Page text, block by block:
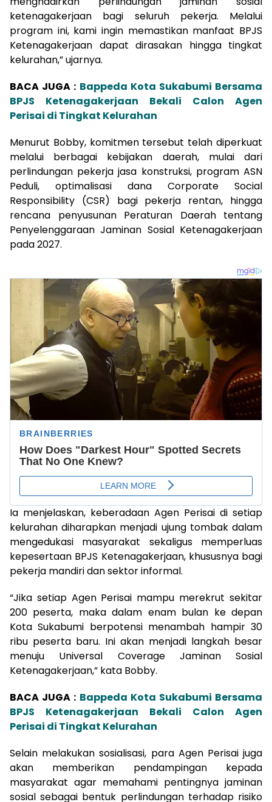
ketenagakerjaan bagi seluruh pekerja. Melalui
program ini, kami ingin memastikan manfaat BPJS
Ketenagakerjaan dapat dirasakan hingga tingkat
kelurahan,” ujarnya.
BACA JUGA : Bappeda Kota Sukabumi Bersama
BPJS Ketenagakerjaan Bekali Calon Agen
Perisai di Tingkat Kelurahan
Menurut Bobby, komitmen tersebut telah diperkuat
melalui berbagai kebijakan daerah, mulai dari
perlindungan pekerja jasa konstruksi, program ASN
Peduli, optimalisasi dana Corporate Social
Responsibility (CSR) bagi pekerja rentan, hingga
rencana penyusunan Peraturan Daerah tentang
Penyelenggaraan Jaminan Sosial Ketenagakerjaan
pada 2027.
Ia menjelaskan, keberadaan Agen Perisai di setiap
kelurahan diharapkan menjadi ujung tombak dalam
mengedukasi masyarakat sekaligus memperluas
kepesertaan BPJS Ketenagakerjaan, khususnya bagi
pekerja mandiri dan sektor informal.
“Jika setiap Agen Perisai mampu merekrut sekitar
200 peserta, maka dalam enam bulan ke depan
Kota Sukabumi berpotensi menambah hampir 30
ribu peserta baru. Ini akan menjadi langkah besar
menuju Universal Coverage Jaminan Sosial
Ketenagakerjaan,” kata Bobby.
BACA JUGA : Bappeda Kota Sukabumi Bersama
BPJS Ketenagakerjaan Bekali Calon Agen
Perisai di Tingkat Kelurahan
Selain melakukan sosialisasi, para Agen Perisai juga
akan memberikan pendampingan kepada
masyarakat agar memahami pentingnya jaminan
sosial sebagai bentuk perlindungan terhadap risiko